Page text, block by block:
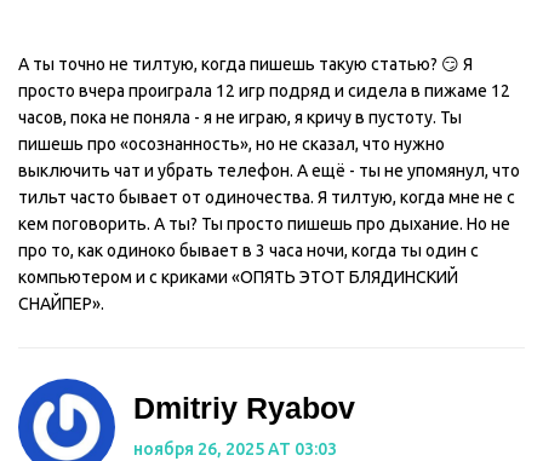
А ты точно не тилтую, когда пишешь такую статью? 😏 Я
просто вчера проиграла 12 игр подряд и сидела в пижаме 12
часов, пока не поняла - я не играю, я кричу в пустоту. Ты
пишешь про «осознанность», но не сказал, что нужно
выключить чат и убрать телефон. А ещё - ты не упомянул, что
тильт часто бывает от одиночества. Я тилтую, когда мне не с
кем поговорить. А ты? Ты просто пишешь про дыхание. Но не
про то, как одиноко бывает в 3 часа ночи, когда ты один с
компьютером и с криками «ОПЯТЬ ЭТОТ БЛЯДИНСКИЙ
СНАЙПЕР».
Dmitriy Ryabov
ноября 26, 2025 AT 03:03